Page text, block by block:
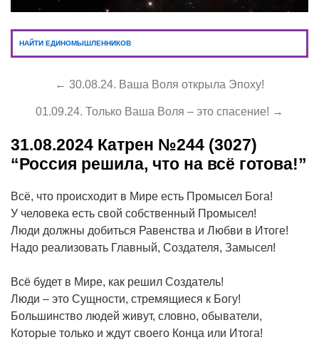
НАЙТИ ЕДИНОМЫШЛЕННИКОВ
← 30.08.24. Ваша Воля открыла Эпоху!
01.09.24. Только Ваша Воля – это спасение! →
31.08.2024 Катрен №244 (3027)
“Россия решила, что на всё готова!”
Всё, что происходит в Мире есть Промысел Бога!
У человека есть свой собственный Промысел!
Люди должны добиться Равенства и Любви в Итоге!
Надо реализовать Главный, Создателя, Замысел!
Всё будет в Мире, как решил Создатель!
Люди – это Сущности, стремящиеся к Богу!
Большинство людей живут, словно, обыватели,
Которые только и ждут своего Конца или Итога!